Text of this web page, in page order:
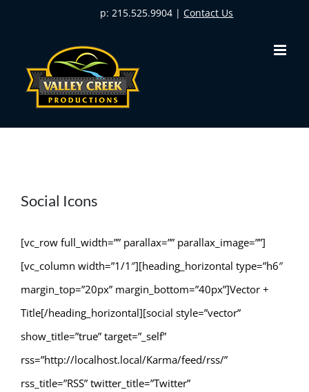
p: 215.525.9904 |Contact Us
Social Icons
[vc_row full_width=”” parallax=”” parallax_image=””]
[vc_column width=”1/1″][heading_horizontal type=”h6″
margin_top=”20px” margin_bottom=”40px”]Vector +
Title[/heading_horizontal][social style=”vector”
show_title=”true” target=”_self”
rss=”http://localhost.local/Karma/feed/rss/”
rss_title=”RSS” twitter_title=”Twitter”